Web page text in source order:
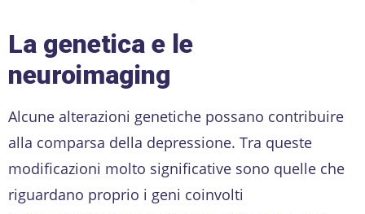
La genetica e le
neuroimaging
Alcune alterazioni genetiche possano contribuire
alla comparsa della depressione. Tra queste
modificazioni molto significative sono quelle che
riguardano proprio i geni coinvolti